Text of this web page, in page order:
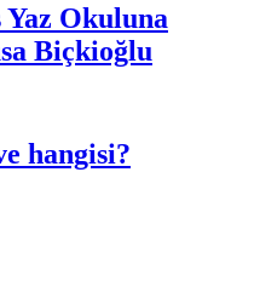
Okuluna
Biçkioğlu
hangisi?